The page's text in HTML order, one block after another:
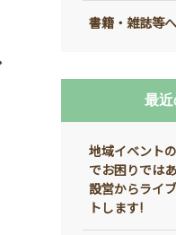
書籍・雑誌等
最
地域イベント
でお困りでは
設営からライ
トします!